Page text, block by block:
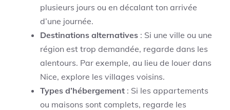
plusieurs jours ou en décalant ton arrivée
d’une journée.
Destinations alternatives : Si une ville ou une
région est trop demandée, regarde dans les
alentours. Par exemple, au lieu de louer dans
Nice, explore les villages voisins.
Types d’hébergement : Si les appartements
ou maisons sont complets, regarde les